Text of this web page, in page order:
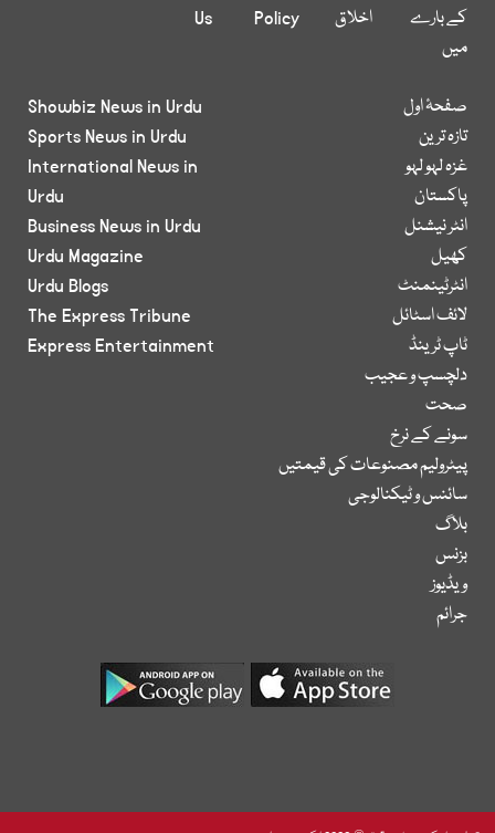
کے بارے
میں
اخلاق
Policy
Us
صفحۂ اول
تازہ ترین
غزہ لہو لہو
پاکستان
انٹر نیشنل
کھیل
انٹرٹینمنٹ
لائف اسٹائل
ٹاپ ٹرینڈ
دلچسپ و عجیب
صحت
سونے کے نرخ
پیٹرولیم مصنوعات کی قیمتیں
سائنس و ٹیکنالوجی
بلاگ
بزنس
ویڈیوز
جرائم
Showbiz News in Urdu
Sports News in Urdu
International News in
Urdu
Business News in Urdu
Urdu Magazine
Urdu Blogs
The Express Tribune
Express Entertainment